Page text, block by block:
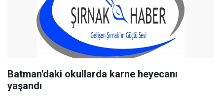
Batman'daki okullarda karne heyecanı
yaşandı